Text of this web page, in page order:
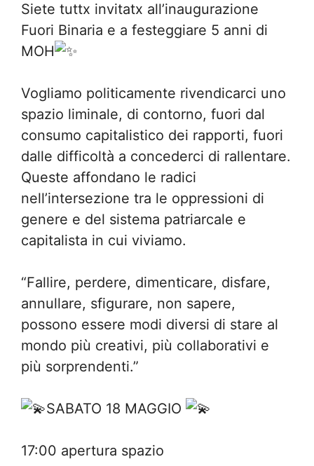
Siete tuttx invitatx all’inaugurazione
Fuori Binaria e a festeggiare 5 anni di
MOH
Vogliamo politicamente rivendicarci uno
spazio liminale, di contorno, fuori dal
consumo capitalistico dei rapporti, fuori
dalle difficoltà a concederci di rallentare.
Queste affondano le radici
nell’intersezione tra le oppressioni di
genere e del sistema patriarcale e
capitalista in cui viviamo.
“Fallire, perdere, dimenticare, disfare,
annullare, sfigurare, non sapere,
possono essere modi diversi di stare al
mondo più creativi, più collaborativi e
più sorprendenti.”
SABATO 18 MAGGIO
17:00 apertura spazio